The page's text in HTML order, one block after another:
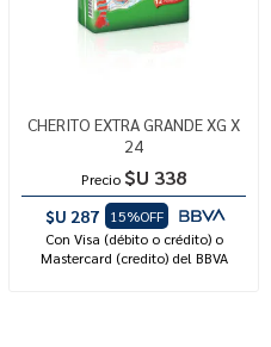
CHERITO EXTRA GRANDE XG X
24
Precio $U 338
$U 287
15%OFF
Con Visa (débito o crédito) o
Mastercard (credito) del BBVA